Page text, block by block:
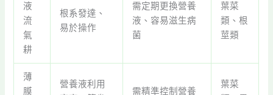
液
流
氣
耕
根系發達、
易於操作
需定期更換營養
液、容易滋生病
菌
葉菜
類、根
莖類
薄
膜
營養液利用
需精準控制營養
葉菜